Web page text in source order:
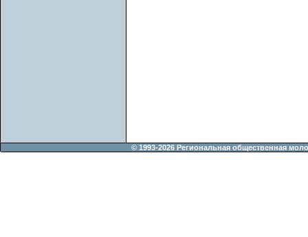
© 1993-2026 Региональная общественная